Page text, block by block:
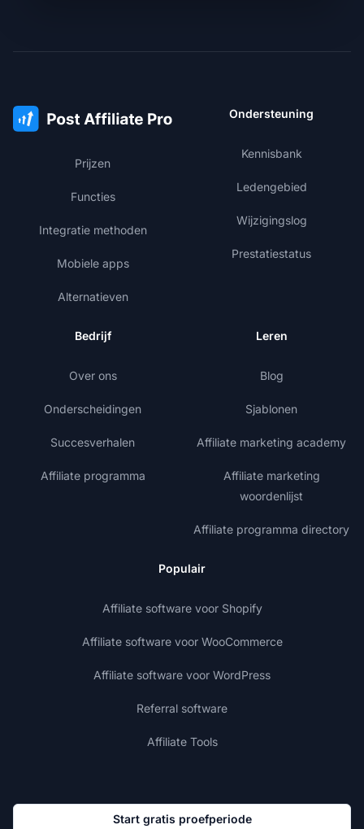
Prijzen
Functies
Integratie methoden
Mobiele apps
Alternatieven
Ondersteuning
Kennisbank
Ledengebied
Wijzigingslog
Prestatiestatus
Bedrijf
Over ons
Onderscheidingen
Succesverhalen
Affiliate programma
Leren
Blog
Sjablonen
Affiliate marketing academy
Affiliate marketing
woordenlijst
Affiliate programma directory
Populair
Affiliate software voor Shopify
Affiliate software voor WooCommerce
Affiliate software voor WordPress
Referral software
Affiliate Tools
Start gratis proefperiode